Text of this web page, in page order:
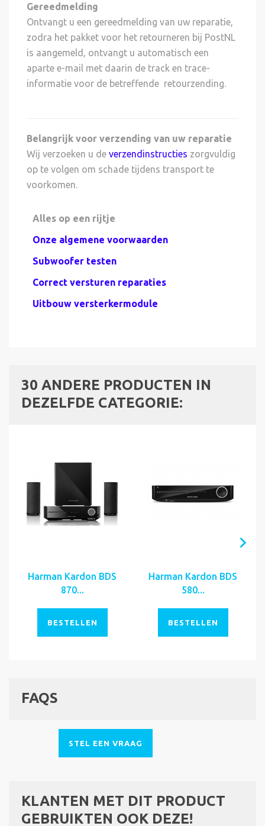
Gereedmelding
Ontvangt u een gereedmelding van uw reparatie,
zodra het pakket voor het retourneren bij PostNL
is aangemeld, ontvangt u automatisch een
aparte e-mail met daarin de track en trace-
informatie voor de betreffende retourzending.
Belangrijk voor verzending van uw reparatie
Wij verzoeken u de verzendinstructies zorgvuldig
op te volgen om schade tijdens transport te
voorkomen.
Alles op een rijtje
Onze algemene voorwaarden
Subwoofer testen
Correct versturen reparaties
Uitbouw versterkermodule
30 ANDERE PRODUCTEN IN
DEZELFDE CATEGORIE:
Harman Kardon BDS
870...
BESTELLEN
Harman Kardon BDS
580...
BESTELLEN
FAQS
STEL EEN VRAAG
KLANTEN MET DIT PRODUCT
GEBRUIKTEN OOK DEZE!